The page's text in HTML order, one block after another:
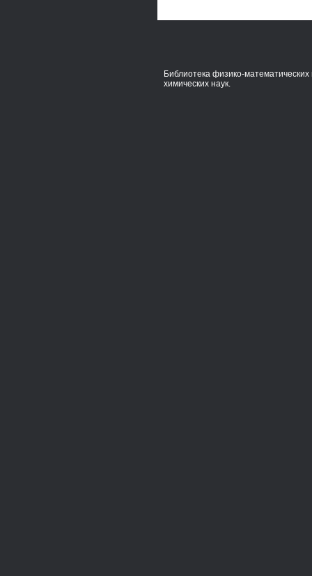
Библиотека физико-математических
химических наук.